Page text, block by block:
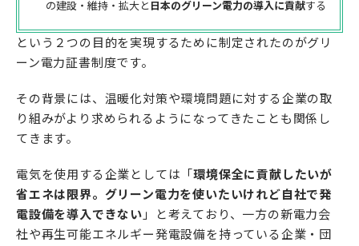
の建設・維持・拡大と 日本のグリーン電力の導入に貢献する
という２つの目的を実現するために制定されたのがグリ
ーン電力証書制度です。
その背景には、温暖化対策や環境問題に対する企業の取
り組みがより求められるようになってきたことも関係し
てきます。
電気を使用する企業としては「環境保全に貢献したいが
省エネは限界。グリーン電力を使いたいけれど自社で発
電設備を導入できない 」と考えており、一方の新電力会
社や再生可能エネルギー発電設備を持っている企業・団